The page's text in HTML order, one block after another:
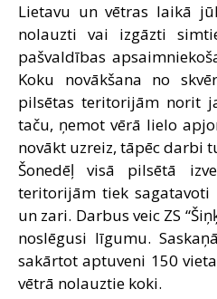
Lietavu un vētras laikā
nolauzti vai izgāzti
pašvaldības
Koku novākšana no
pilsētas teritorijām norit
taču, ņemot vērā lielo
novākt uzreiz, tāpēc darbi
Šonedēļ visā pilsētā
teritorijām tiek sagatavoti
un zari. Darbus veic ZS
noslēgusi līgumu.
sakārtot aptuveni 150
vētrā nolauztie koki.